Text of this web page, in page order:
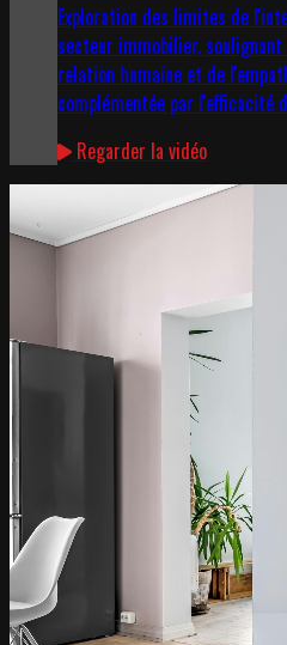
Exploration des limites de
secteur immobilier,
relation humaine et de
complémentée par l'efficacité
Regarder la vidéo